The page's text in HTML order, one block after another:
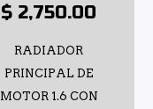
$ 2,750.00
RADIADOR
PRINCIPAL DE
MOTOR 1.6 CON